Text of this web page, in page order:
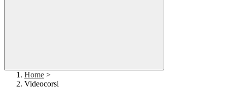
Home >
Videocorsi